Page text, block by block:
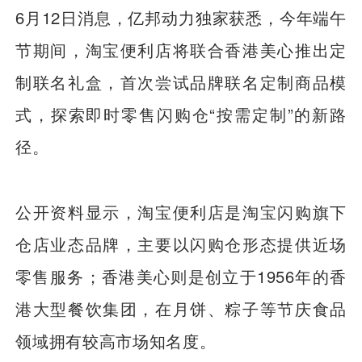
6月12日消息，亿邦动力独家获悉，今年端午
节期间，淘宝便利店将联合香港美心推出定
制联名礼盒，首次尝试品牌联名定制商品模
式，探索即时零售闪购仓“按需定制”的新路
径。
公开资料显示，淘宝便利店是淘宝闪购旗下
仓店业态品牌，主要以闪购仓形态提供近场
零售服务；香港美心则是创立于1956年的香
港大型餐饮集团，在月饼、粽子等节庆食品
领域拥有较高市场知名度。